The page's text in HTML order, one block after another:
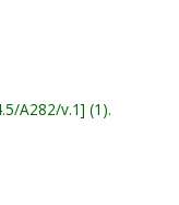
A282/v.1 (1).